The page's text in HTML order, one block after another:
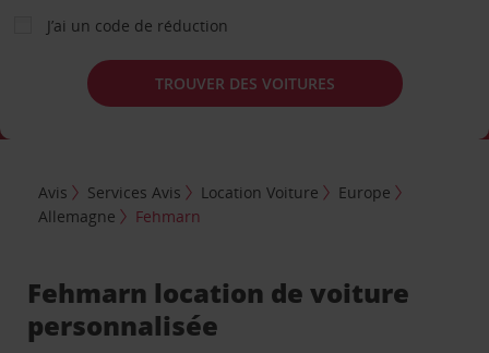
J’ai un code de réduction
TROUVER DES VOITURES
Avis Services Avis Location Voiture
Europe
Allemagne
Fehmarn
Fehmarn location de voiture
personnalisée